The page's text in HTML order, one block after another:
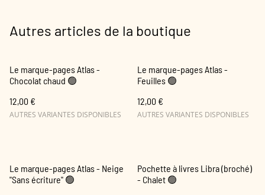
Autres articles de la boutique
Le marque-pages Atlas -
Chocolat chaud 🟢
12,00 €
AUTRES VARIANTES DISPONIBLES
Le marque-pages Atlas -
Feuilles 🟢
12,00 €
AUTRES VARIANTES DISPONIBLES
Le marque-pages Atlas - Neige
"Sans écriture" 🟢
Pochette à livres Libra (broché)
- Chalet 🟢